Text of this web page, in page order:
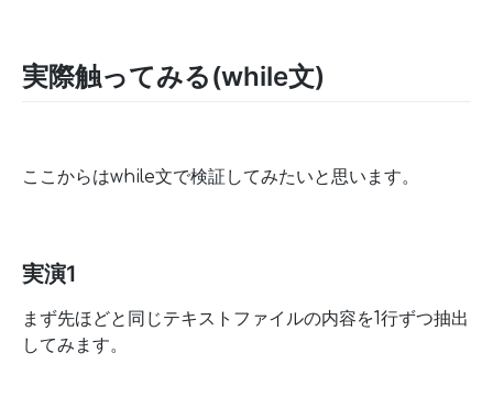
実際触ってみる(while文)
ここからはwhile文で検証してみたいと思います。
実演1
まず先ほどと同じテキストファイルの内容を1行ずつ抽出
してみます。